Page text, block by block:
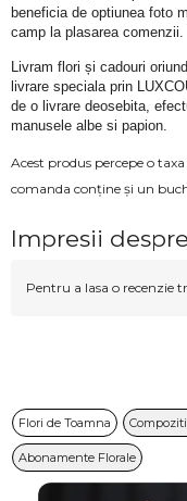
beneficia de optiunea foto
camp la plasarea comenzii.
Livram flori și cadouri
livrare speciala prin
de o livrare deosebita,
manusele albe si papion.
Acest produs percepe o
comanda conține și un
Impresii
Pentru a lasa o recenzie
Flori de Toamna
Abonamente Florale